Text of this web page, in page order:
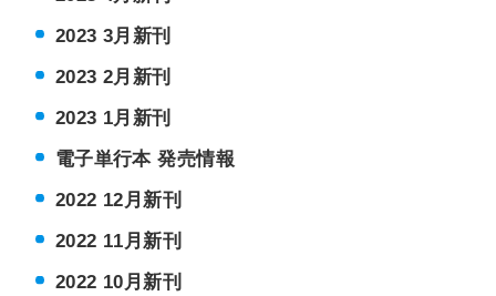
2023 3月新刊
2023 2月新刊
2023 1月新刊
電子単行本 発売情報
2022 12月新刊
2022 11月新刊
2022 10月新刊